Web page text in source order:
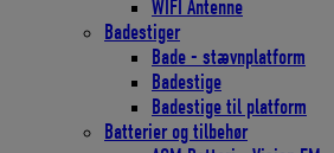
WIFI Antenne
Badestiger
Bade - stævnplatform
Badestige
Badestige til platform
Batterier og tilbehør